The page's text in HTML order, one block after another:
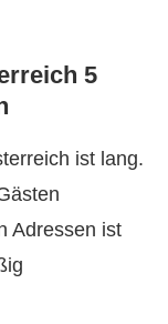
5
ist lang.
Adressen ist